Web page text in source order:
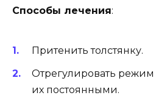
Способы лечения:
Притенить толстянку.
Отрегулировать
их постоянными.